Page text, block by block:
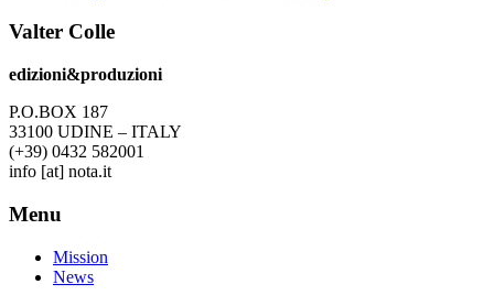
Valter Colle
edizioni&produzioni
P.O.BOX 187
33100 UDINE – ITALY
(+39) 0432 582001
info [at] nota.it
Menu
Mission
News